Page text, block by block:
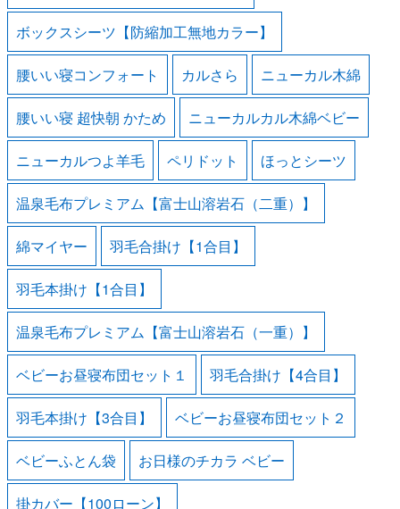
ボックスシーツ【防縮加工無地カラー】
腰いい寝コンフォート カルさら ニューカル木綿
腰いい寝 超快朝 かため ニューカルカル木綿ベビー
ニューカルつよ羊毛 ペリドット ほっとシーツ
温泉毛布プレミアム【富士山溶岩石（二重）】
綿マイヤー 羽毛合掛け【1合目】
羽毛本掛け【1合目】
温泉毛布プレミアム【富士山溶岩石（一重）】
ベビーお昼寝布団セット１ 羽毛合掛け【4合目】
羽毛本掛け【3合目】 ベビーお昼寝布団セット２
ベビーふとん袋 お日様のチカラ ベビー
掛カバー【100ローン】